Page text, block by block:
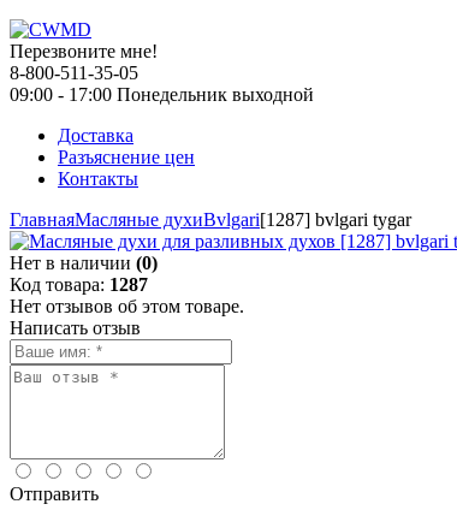
Перезвоните мне!
8-800-511-35-05
09:00 - 17:00 Понедельник выходной
Доставка
Разъяснение цен
Контакты
ГлавнаяМасляные духиBvlgari[1287] bvlgari tygar
Нет в наличии (0)
Код товара: 1287
Нет отзывов об этом товаре.
Написать отзыв
Отправить